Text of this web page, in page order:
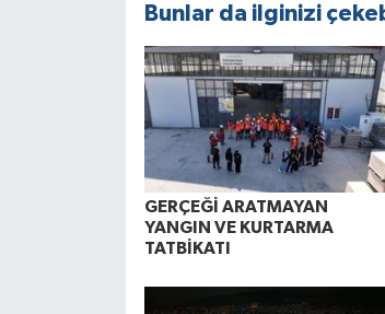
Bunlar da ilginizi
GERÇEĞİ ARATMAYAN
YANGIN VE KURTARMA
TATBİKATI